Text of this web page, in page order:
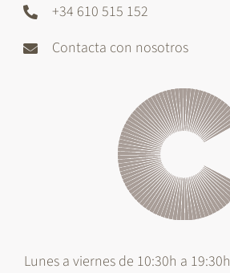
+34 610 515 152
Contacta con nosotros
Lunes a viernes de 10:30h a 19:30h